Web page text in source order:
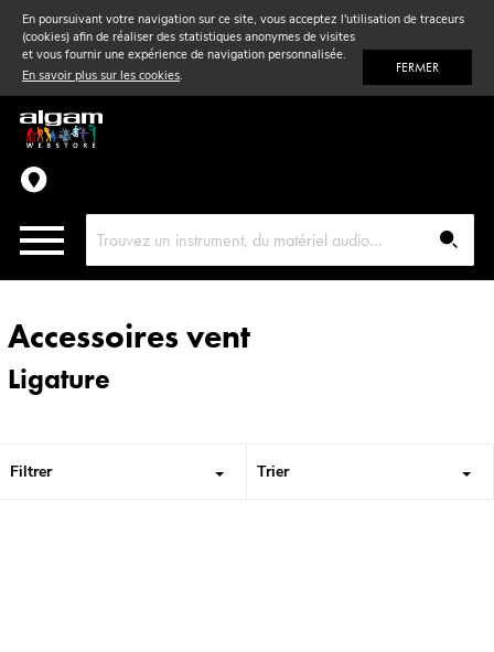
En poursuivant votre navigation sur ce site, vous acceptez l'utilisation de traceurs
(cookies) afin de réaliser des statistiques anonymes de visites
et vous fournir une expérience de navigation personnalisée.
En savoir plus sur les cookies. FERMER
Vent& Violon
Accessoires
Pièces détachées
Accessoires vent
Ligature
Trier
Filtrer